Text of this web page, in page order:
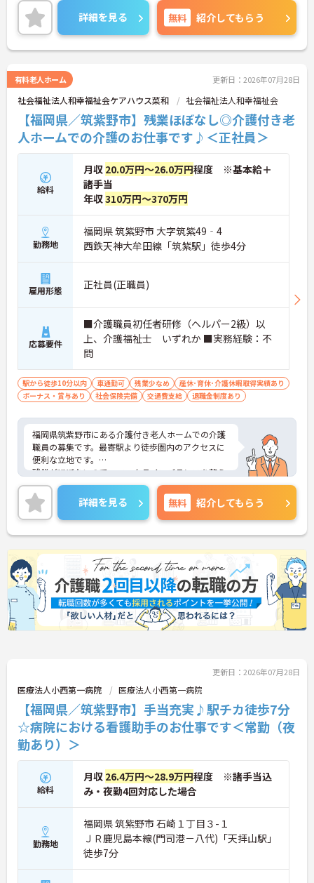
庭との両立もしやすい環境です。
退職金制度やマイカー通勤可等、各種福利厚生も充
実しておりますので長く安定した勤務が可能☆
ご興味がある方は是非一度マイナビまでお問合せ下
詳細を見る 無料 紹介してもらう
有料老人ホーム 更新日：2026年07月28日
社会福祉法人和幸福祉会ケアハウス菜和 社会福祉法人和幸福祉会
【福岡県／筑紫野市】残業ほぼなし◎介護付き老
人ホームでの介護のお仕事です♪＜正社員＞
給料
月収 20.0万円～26.0万円程度 ※基本給＋
諸手当
年収310万円～370万円
勤務地
福岡県 筑紫野市 大字筑紫49‐4
西鉄天神大牟田線「筑紫駅」徒歩4分
雇用形態 正社員(正職員)
応募要件
■介護職員初任者研修（ヘルパー2級）以
上、介護福祉士 いずれか ■実務経験：不
問
駅から徒歩10分以内 車通勤可 残業少なめ
産休･育休･介護休暇取得実績あり
ボーナス・賞与あり
社会保険完備 交通費支給 退職金制度あり
福岡県筑紫野市にある介護付き老人ホームでの介護
職員の募集です。最寄駅より徒歩圏内のアクセスに
便利な立地です。
残業がほぼないので、ワークライフバランスを整え
ながら働くことができます。
ご興味のある方には、面接対策ポイントなど、さら
に詳細をお話しいたしますのでお気軽にご相談くだ
さい！
詳細を見る 無料 紹介してもらう
更新日：2026年07月28日
医療法人小西第一病院 医療法人小西第一病院
【福岡県／筑紫野市】手当充実♪駅チカ徒歩7分
☆病院における看護助手のお仕事です＜常勤（夜
勤あり）＞
給料
月収 26.4万円～28.9万円程度 ※諸手当込
み・夜勤4回対応した場合
勤務地
福岡県 筑紫野市 石崎１丁目３-１
ＪＲ鹿児島本線(門司港－八代)「天拝山駅」
徒歩7分